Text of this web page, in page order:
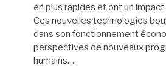
en plus rapides et ont un
Ces nouvelles technologies
dans son fonctionnement
perspectives de nouveaux
humains….